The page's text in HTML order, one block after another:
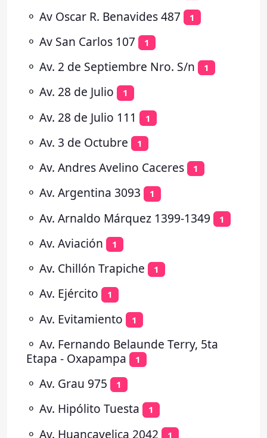
⚬ Av Oscar R. Benavides 487 1
⚬ Av San Carlos 107 1
⚬ Av. 2 de Septiembre Nro. S/n 1
⚬ Av. 28 de Julio 1
⚬ Av. 28 de Julio 111 1
⚬ Av. 3 de Octubre 1
⚬ Av. Andres Avelino Caceres 1
⚬ Av. Argentina 3093 1
⚬ Av. Arnaldo Márquez 1399-1349 1
⚬ Av. Aviación 1
⚬ Av. Chillón Trapiche 1
⚬ Av. Ejército 1
⚬ Av. Evitamiento 1
⚬ Av. Fernando Belaunde Terry, 5ta
Etapa - Oxapampa
1
⚬ Av. Grau 975 1
⚬ Av. Hipólito Tuesta 1
⚬ Av. Huancavelica 2042 1